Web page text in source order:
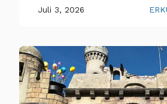
Juli 3, 2026